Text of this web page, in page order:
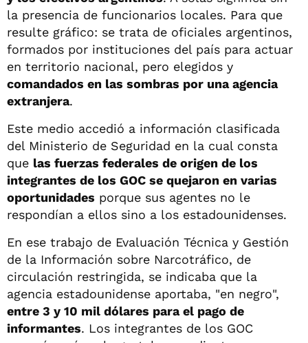
la presencia de funcionarios locales. Para que
resulte gráfico: se trata de oficiales argentinos,
formados por instituciones del país para actuar
en territorio nacional, pero elegidos y
comandados en las sombras por una agencia
extranjera.
Este medio accedió a información clasificada
del Ministerio de Seguridad en la cual consta
que las fuerzas federales de origen de los
integrantes de los GOC se quejaron en varias
oportunidades porque sus agentes no le
respondían a ellos sino a los estadounidenses.
En ese trabajo de Evaluación Técnica y Gestión
de la Información sobre Narcotráfico, de
circulación restringida, se indicaba que la
agencia estadounidense aportaba, "en negro",
entre 3 y 10 mil dólares para el pago de
informantes. Los integrantes de los GOC